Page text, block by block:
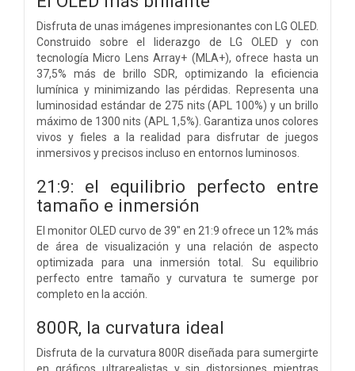
Disfruta de unas imágenes impresionantes con LG OLED.
Construido sobre el liderazgo de LG OLED y con
tecnología Micro Lens Array+ (MLA+), ofrece hasta un
37,5% más de brillo SDR, optimizando la eficiencia
lumínica y minimizando las pérdidas. Representa una
luminosidad estándar de 275 nits (APL 100%) y un brillo
máximo de 1300 nits (APL 1,5%). Garantiza unos colores
vivos y fieles a la realidad para disfrutar de juegos
inmersivos y precisos incluso en entornos luminosos.
21:9: el equilibrio perfecto entre
tamaño e inmersión
El monitor OLED curvo de 39" en 21:9 ofrece un 12% más
de área de visualización y una relación de aspecto
optimizada para una inmersión total. Su equilibrio
perfecto entre tamaño y curvatura te sumerge por
completo en la acción.
800R, la curvatura ideal
Disfruta de la curvatura 800R diseñada para sumergirte
en gráficos ultrarealistas y sin distorsiones mientras